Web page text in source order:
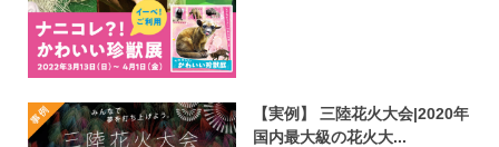
【実例】 三陸花火大会|2020年
国内最大級の花火大...